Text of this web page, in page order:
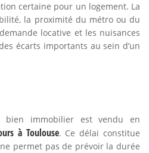
certaine pour un logement. La
la proximité du métro ou du
locative et les nuisances
écarts importants au sein d’un
bien immobilier est vendu en
à Toulouse. Ce délai constitue
permet pas de prévoir la durée